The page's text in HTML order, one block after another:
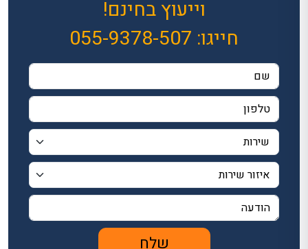
וייעוץ בחינם!
חייגו: 055-9378-507